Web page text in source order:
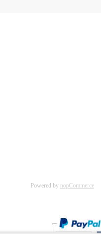
Powered by nopCommerce